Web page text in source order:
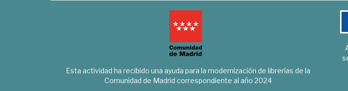
Esta actividad ha recibido una ayuda para la modernización de librerías de la
Comunidad de Madrid correspondiente al año 2024